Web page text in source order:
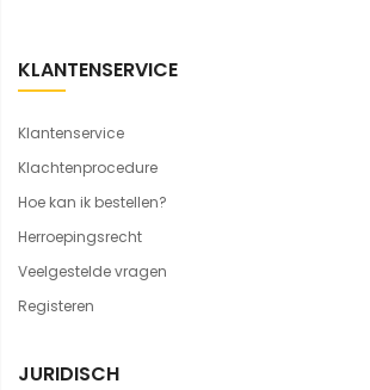
KLANTENSERVICE
Klantenservice
Klachtenprocedure
Hoe kan ik bestellen?
Herroepingsrecht
Veelgestelde vragen
Registeren
JURIDISCH